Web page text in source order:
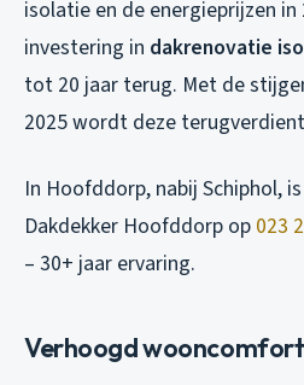
isolatie en de energieprijzen
investering in dakrenovatie
tot 20 jaar terug. Met de
2025 wordt deze
In Hoofddorp, nabij Schiphol,
Dakdekker Hoofddorp op 023
– 30+ jaar ervaring.
Verhoogd wooncomfort